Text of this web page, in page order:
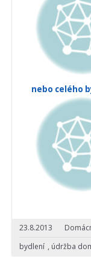
nebo celého
23.8.2013
bydlení , údržba